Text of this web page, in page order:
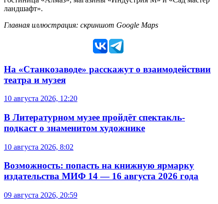
ландшафт».
Главная иллюстрация: скриншот Google Maps
На «Станкозаводе» расскажут о взаимодействии
театра и музея
10 августа 2026, 12:20
В Литературном музее пройдёт спектакль-
подкаст о знаменитом художнике
10 августа 2026, 8:02
Возможность: попасть на книжную ярмарку
издательства МИФ 14 — 16 августа 2026 года
09 августа 2026, 20:59